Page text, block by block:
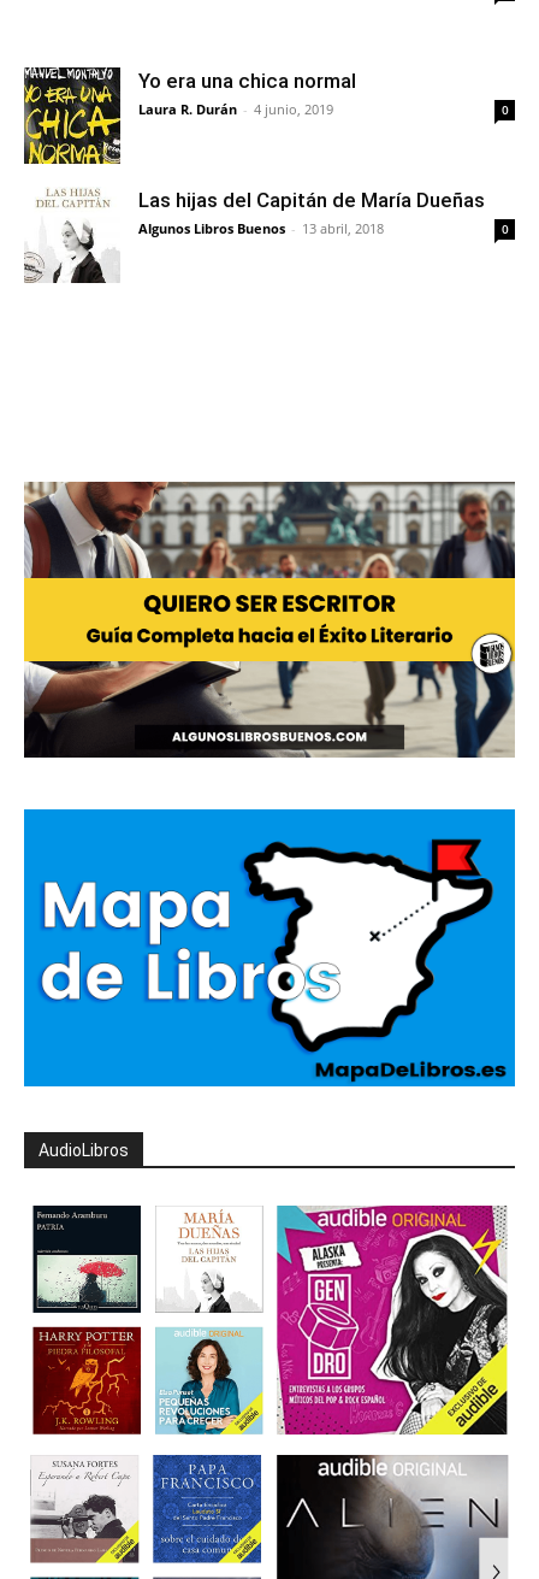
Yo era una chica normal
Laura R. Durán - 4 junio, 2019 0
Las hijas del Capitán de María Dueñas
Algunos Libros Buenos - 13 abril, 2018 0
AudioLibros